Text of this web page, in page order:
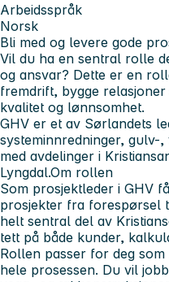
Arbeidsspråk
Norsk
Bli med og levere gode
Vil du ha en sentral rolle
og ansvar? Dette er en
fremdrift, bygge
kvalitet og lønnsomhet.
GHV er et av Sørlandets
systeminnredninger, gulv-
med avdelinger i
Lyngdal.Om rollen
Som prosjektleder i GHV
prosjekter fra forespørsel
helt sentral del av
tett på både kunder,
Rollen passer for deg
hele prosessen. Du vil